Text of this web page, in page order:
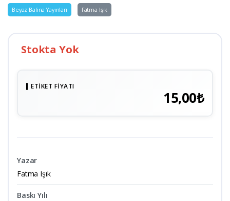
Beyaz Balina Yayınları Fatma Işık
Stokta Yok
ETIKET FIYATI
15,00₺
Yazar
Fatma Işık
Baskı Yılı